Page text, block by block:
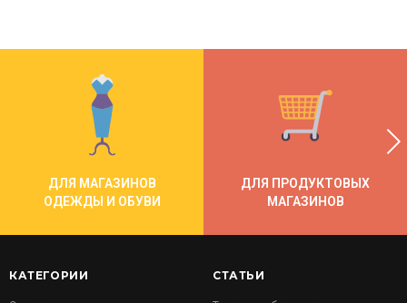
ДЛЯ МАГАЗИНОВ
ОДЕЖДЫ И ОБУВИ
ДЛЯ ПРОДУКТОВЫХ
МАГАЗИНОВ
КАТЕГОРИИ СТАТЬИ